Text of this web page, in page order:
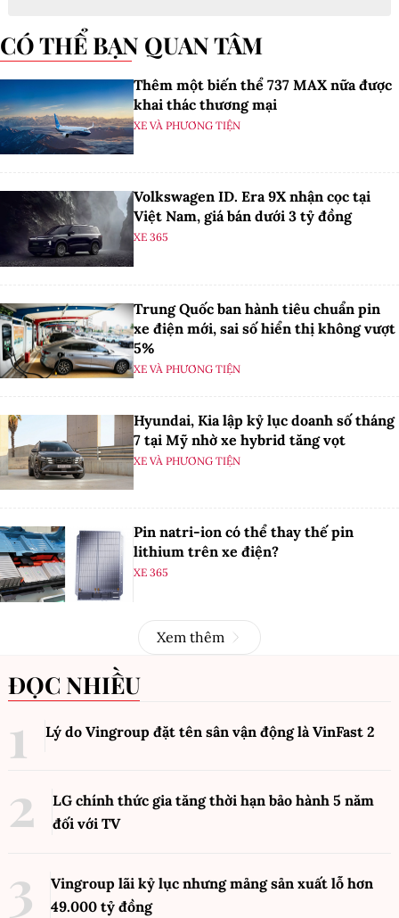
CÓ THỂ BẠN QUAN TÂM
Thêm một biến thể 737 MAX nữa được
khai thác thương mại
XE VÀ PHƯƠNG TIỆN
Volkswagen ID. Era 9X nhận cọc tại
Việt Nam, giá bán dưới 3 tỷ đồng
XE 365
Trung Quốc ban hành tiêu chuẩn pin
xe điện mới, sai số hiển thị không vượt
5%
XE VÀ PHƯƠNG TIỆN
Hyundai, Kia lập kỷ lục doanh số tháng
7 tại Mỹ nhờ xe hybrid tăng vọt
XE VÀ PHƯƠNG TIỆN
Pin natri-ion có thể thay thế pin
lithium trên xe điện?
XE 365
Xem thêm
ĐỌC NHIỀU
Lý do Vingroup đặt tên sân vận động là VinFast 2
LG chính thức gia tăng thời hạn bảo hành 5 năm
đối với TV
Vingroup lãi kỷ lục nhưng mảng sản xuất lỗ hơn
49.000 tỷ đồng